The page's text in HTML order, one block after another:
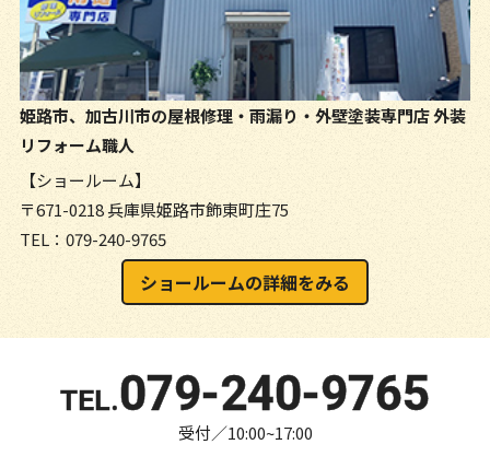
姫路市、加古川市の屋根修理・雨漏り・外壁塗装専門店外装
リフォーム職人
【ショールーム】
〒671-0218 兵庫県姫路市飾東町庄75
TEL：079-240-9765
ショールームの詳細をみる
079-240-9765
受付／10:00~17:00